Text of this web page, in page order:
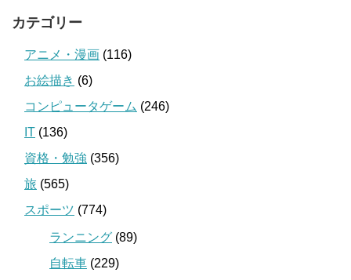
カテゴリー
アニメ・漫画 (116)
お絵描き (6)
コンピュータゲーム (246)
IT (136)
資格・勉強 (356)
旅 (565)
スポーツ (774)
ランニング (89)
自転車 (229)